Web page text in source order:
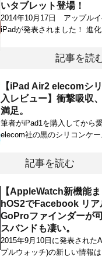
いタブレット登場！
2014年10月17日 アップル
iPadが発表されました！ 進
記事を読
【iPad Air2 elecomシ
入レビュー】衝撃吸収
満足。
筆者がiPad1を購入してから
elecom社の黒のシリコンケ
記事を読む
【AppleWatch新機能
hOS2でFacebook リア
GoProファインダーが
スバンドも凄い。
2015年9月10日に発表された
プルウォッチ)の新しい情報